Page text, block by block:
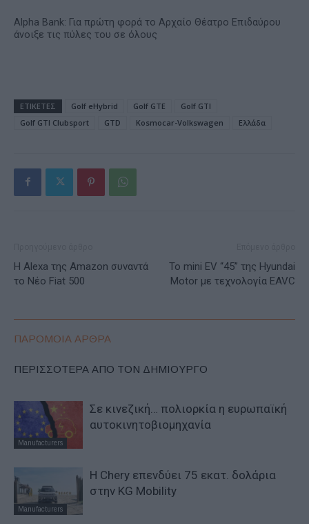
Alpha Bank: Για πρώτη φορά το Αρχαίο Θέατρο Επιδαύρου
άνοιξε τις πύλες του σε όλους
ΕΤΙΚΕΤΕΣ Golf eHybrid Golf GTE
Golf GTI
Golf GTI Clubsport
GTD Kosmocar-Volkswagen Ελλάδα
Η Alexa της Amazon συναντά
το Νέο Fiat 500
Το mini EV “45” της Hyundai
Motor με τεχνολογία EAVC
ΠΑΡΟΜΟΙΑ ΑΡΘΡΑ
ΠΕΡΙΣΣΟΤΕΡΑ ΑΠΟ ΤΟΝ ΔΗΜΙΟΥΡΓΟ
Manufacturers
Σε κινεζική… πολιορκία η ευρωπαϊκή
αυτοκινητοβιομηχανία
Manufacturers
Η Chery επενδύει 75 εκατ. δολάρια
στην KG Mobility